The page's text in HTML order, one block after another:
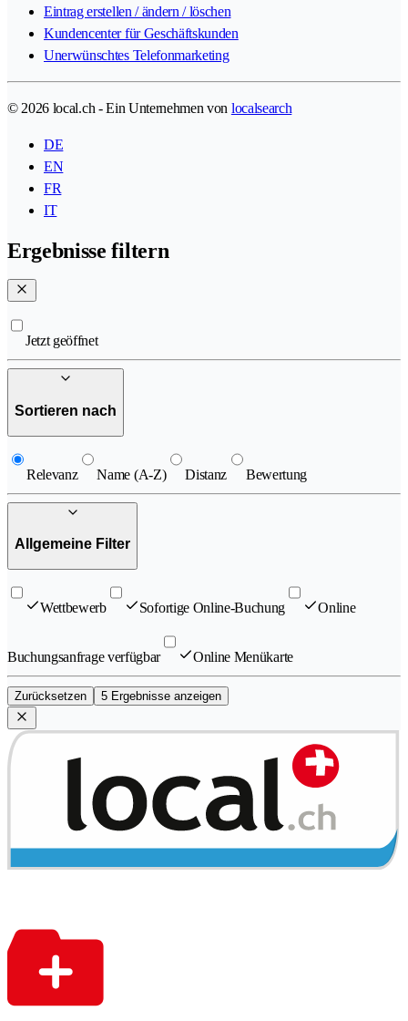
Eintrag erstellen / ändern / löschen
Kundencenter für Geschäftskunden
Unerwünschtes Telefonmarketing
© 2026 local.ch - Ein Unternehmen von localsearch
DE
EN
FR
IT
Ergebnisse filtern
Jetzt geöffnet
Sortieren nach
Relevanz Name (A-Z) Distanz Bewertung
Allgemeine Filter
Wettbewerb Sofortige Online-Buchung Online
Buchungsanfrage verfügbar Online Menükarte
Zurücksetzen 5 Ergebnisse anzeigen